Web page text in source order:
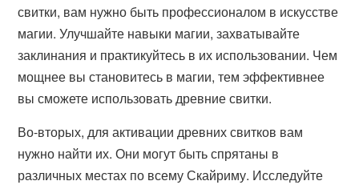
свитки, вам нужно быть профессионалом в искусстве
магии. Улучшайте навыки магии, захватывайте
заклинания и практикуйтесь в их использовании. Чем
мощнее вы становитесь в магии, тем эффективнее
вы сможете использовать древние свитки.
Во-вторых, для активации древних свитков вам
нужно найти их. Они могут быть спрятаны в
различных местах по всему Скайриму. Исследуйте